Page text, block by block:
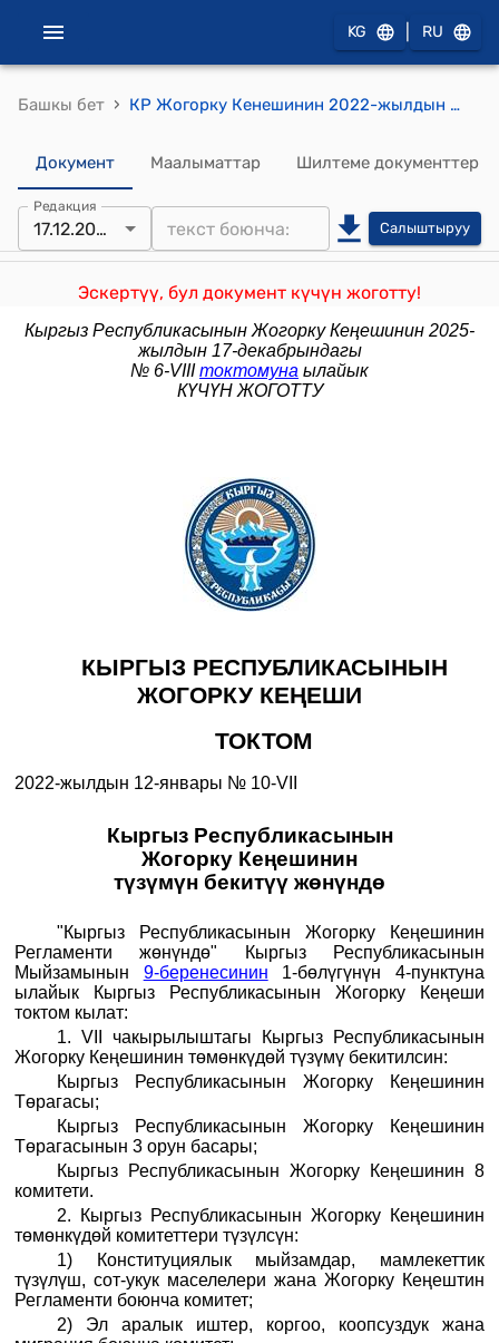
KG RU
Башкы бет › КР Жогорку Кенешинин 2022-жылдын 12-январындагы № 10-VII "Кыргыз Республикасынын Жогорку Кеңешинин түзүмүн бекитүү жөнүндө" токтому
Документ Маалыматтар Шилтеме документтер
Редакция
17.12.2025 Салыштыруу
Эскертүү, бул документ күчүн жоготту!